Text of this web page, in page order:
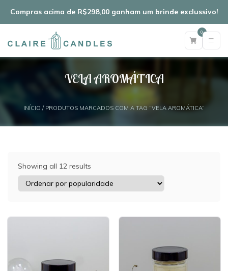
Compras acima de R$298,00 ganham um brinde exclussivo!
0
VELA AROMÁTICA
INÍCIO / PRODUTOS MARCADOS COM A TAG “VELA AROMÁTICA”
Showing all 12 results